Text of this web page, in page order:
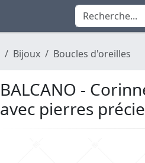
Bijoux Boucles d'oreilles
BALCANO -
avec pierres